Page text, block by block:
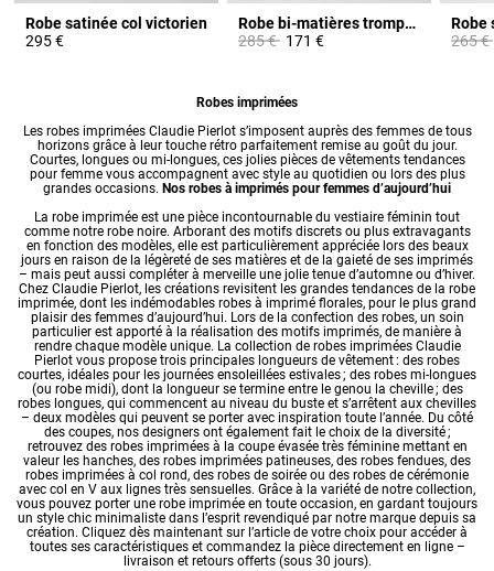
Robe satinée col victorien
295 €
Robe bi-matières trompe-l'œil
Prix réduit à partir de
285 €à171 €
Robe
Prix
265 €
Robes imprimées
Les robesimprimées Claudie Pierlot s’imposent auprès des femmes de tous
horizons grâce à leur touche rétro parfaitement remise au goût du jour.
Courtes, longues ou mi-longues, ces jolies pièces de vêtements tendances
pour femmevous accompagnent avec style au quotidien ou lors des plus
grandes occasions. Nos robes à imprimés pour femmes d’aujourd’hui
La robe imprimée est une pièce incontournable du vestiaire féminin tout
comme notre robe noire. Arborant des motifs discrets ou plus extravagants
en fonction des modèles, elle est particulièrement appréciée lors des beaux
jours en raison de la légèreté de ses matières et de la gaieté de ses imprimés
– mais peut aussi compléter à merveille une jolie tenue d’automne ou d’hiver.
Chez Claudie Pierlot, les créations revisitent les grandes tendances de la robe
imprimée, dont les indémodables robes à imprimé florales, pour le plus grand
plaisir des femmes d’aujourd’hui. Lors de la confection des robes, un soin
particulier est apporté à la réalisation des motifs imprimés, de manière à
rendre chaque modèle unique. La collection de robes imprimées Claudie
Pierlot vous propose trois principales longueurs de vêtement : des robes
courtes, idéales pour les journées ensoleillées estivales ; des robes mi-longues
(ou robe midi), dont la longueur se termine entre le genou la cheville ; des
robes longues, qui commencent au niveau du buste et s’arrêtent aux chevilles
– deux modèles qui peuvent se porter avec inspiration toute l’année. Du côté
des coupes, nos designers ont également fait le choix de la diversité ;
retrouvez des robes imprimées à la coupe évasée très féminine mettant en
valeur les hanches, des robes imprimées patineuses, des robes fendues, des
robes imprimées à col rond, des robes de soirée ou des robes de cérémonie
avec col en V aux lignes très sensuelles. Grâce à la variété de notre collection,
vous pouvez porter une robe imprimée en toute occasion, en gardant toujours
un style chic minimaliste dans l’esprit revendiqué par notre marque depuis sa
création. Cliquez dès maintenant sur l’article de votre choix pour accéder à
toutes ses caractéristiques et commandez la pièce directement en ligne –
livraison et retours offerts (sous 30 jours).